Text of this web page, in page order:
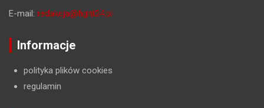
E-mail: redakcja@fight24.pl
Informacje
polityka plików cookies
regulamin